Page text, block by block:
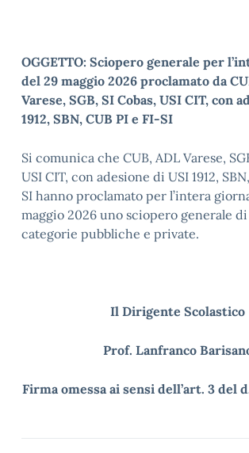
OGGETTO: Sciopero generale per
del 29 maggio 2026 proclamato da
Varese, SGB, SI Cobas, USI CIT, con
1912, SBN, CUB PI e FI-SI
Si comunica che CUB, ADL Varese,
USI CIT, con adesione di USI 1912,
SI hanno proclamato per l’intera
maggio 2026 uno sciopero generale
categorie pubbliche e private.
Il Dirigente Scolastico
Prof. Lanfranco
Firma omessa ai sensi dell’art. 3 del